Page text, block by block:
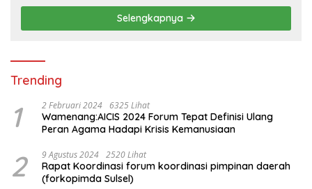
Selengkapnya
Trending
1 2 Februari 2024 6325 Lihat
Wamenang:AICIS 2024 Forum Tepat Definisi Ulang
Peran Agama Hadapi Krisis Kemanusiaan
2 9 Agustus 2024 2520 Lihat
Rapat Koordinasi forum koordinasi pimpinan daerah
(forkopimda Sulsel)